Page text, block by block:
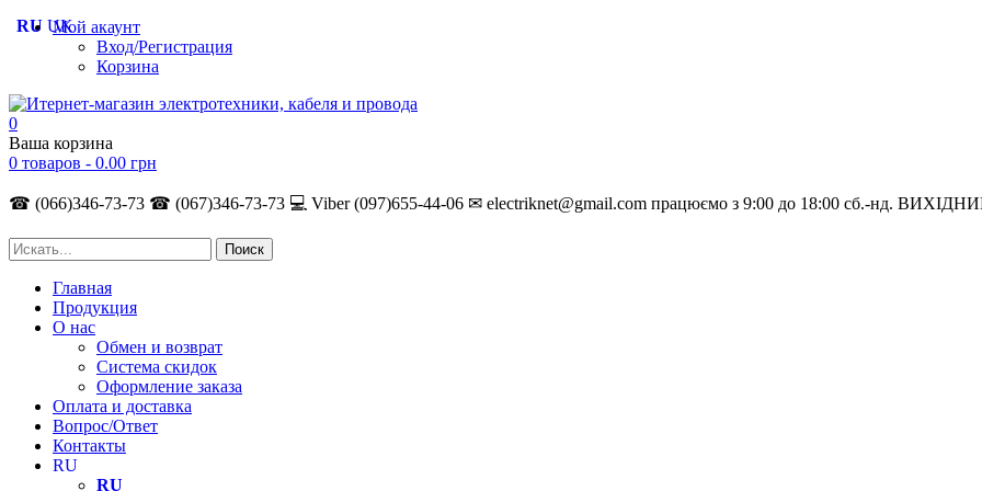
Мой акаунт
Вход/Регистрация
Корзина
0
Ваша корзина
0 товаров - 0.00 грн
☎ (066)346-73-73 ☎ (067)346-73-73 💻 Viber (097)655-44-06 ✉ electriknet@gmail.com працюємо з 9:00 до 18:00 сб.-нд.
Главная
Продукция
О нас
Обмен и возврат
Система скидок
Оформление заказа
Оплата и доставка
Вопрос/Ответ
Контакты
RU
RU
RU UK